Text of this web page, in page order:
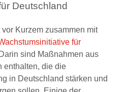
Deutschland
Kurzem zusammen mit
für
sind Maßnahmen aus
enthalten, die die
in Deutschland stärken und